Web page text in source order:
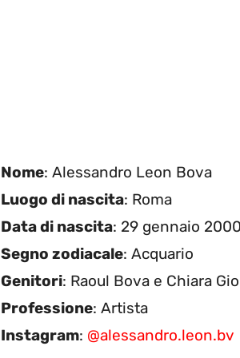
Nome: Alessandro Leon Bova
Luogo di nascita: Roma
Data di nascita: 29 gennaio 2000
Segno zodiacale: Acquario
Genitori: Raoul Bova e Chiara
Professione: Artista
Instagram: @alessandro.leon.bv